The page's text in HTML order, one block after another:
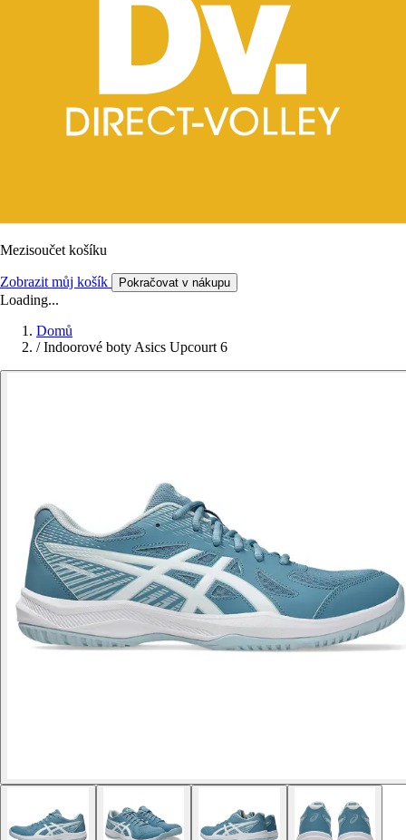
Mezisoučet košíku
Zobrazit můj košík Pokračovat v nákupu
Loading...
Domů
/ Indoorové boty Asics Upcourt 6